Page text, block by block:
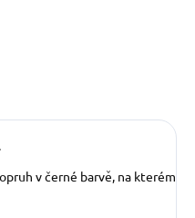
v černé barvě, na kterém